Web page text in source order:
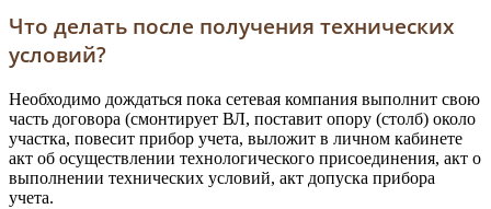
Что делать после получения технических
условий?
Необходимо дождаться пока сетевая компания выполнит свою
часть договора (смонтирует ВЛ, поставит опору (столб) около
участка, повесит прибор учета, выложит в личном кабинете
акт об осуществлении технологического присоединения, акт о
выполнении технических условий, акт допуска прибора
учета.